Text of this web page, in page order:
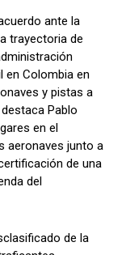
ante la
trayectoria de
en Colombia en
y pistas a
Pablo
en el
aeronaves junto a
de una
del
de la